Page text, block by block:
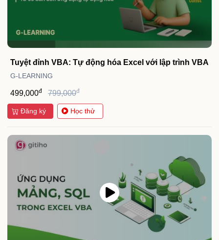
Tuyệt đỉnh VBA: Tự động hóa Excel với lập trình VBA
G-LEARNING
499,000đ 799,000đ
Đăng ký Học thử